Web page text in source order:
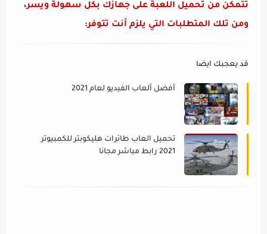
تتمكن من تحميل اللعبة على جهازك بكل سهولة ويسر،
ومن تلك المتطلبات التي يلزم أنت تتوفر:
قد يعجبك ايضا
أفضل ألعاب الفيديو لعام 2021
تحميل العاب طائرات هليكوبتر للكمبيوتر
2021 رابط مباشر مجانا